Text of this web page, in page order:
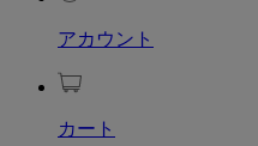
アカウント
カート